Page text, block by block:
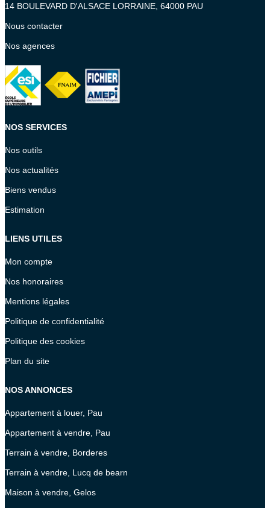
14 BOULEVARD D'ALSACE LORRAINE, 64000 PAU
Nous contacter
Nos agences
NOS SERVICES
Nos outils
Nos actualités
Biens vendus
Estimation
LIENS UTILES
Mon compte
Nos honoraires
Mentions légales
Politique de confidentialité
Politique des cookies
Plan du site
NOS ANNONCES
Appartement à louer, Pau
Appartement à vendre, Pau
Terrain à vendre, Borderes
Terrain à vendre, Lucq de bearn
Maison à vendre, Gelos